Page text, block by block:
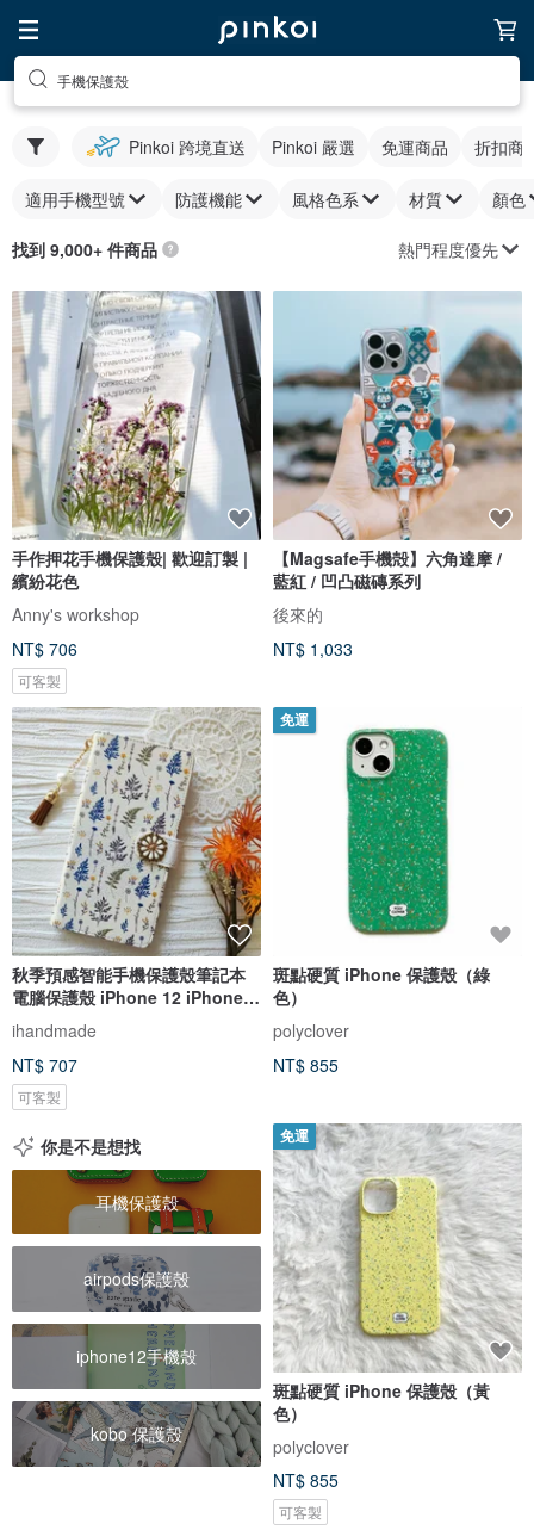
手機保護殼
Pinkoi 跨境直送 Pinkoi 嚴選 免運商品 折扣商
適用手機型號 防護機能 風格色系 材質 顏色
找到 9,000+ 件商品 熱門程度優先
手作押花手機保護殼| 歡迎訂製 |
繽紛花色
Anny's workshop
NT$ 706
可客製
【Magsafe手機殻】六角達摩 /
藍紅 / 凹凸磁磚系列
後來的
NT$ 1,033
秋季預感智能手機保護殼筆記本
電腦保護殼 iPhone 12 iPhone
XR iPhone 11 Xperia 10 IV
Galaxy S23 Android
ihandmade
NT$ 707
可客製
免運
斑點硬質 iPhone 保護殼（綠
色）
polyclover
NT$ 855
你是不是想找
耳機保護殼
airpods保護殼
iphone12手機殼
kobo 保護殼
免運
斑點硬質 iPhone 保護殼（黃
色）
polyclover
NT$ 855
可客製